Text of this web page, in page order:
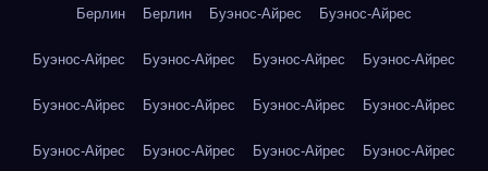
Берлин Берлин Буэнос-Айрес Буэнос-Айрес
Буэнос-Айрес Буэнос-Айрес Буэнос-Айрес Буэнос-Айрес
Буэнос-Айрес Буэнос-Айрес Буэнос-Айрес Буэнос-Айрес
Буэнос-Айрес Буэнос-Айрес Буэнос-Айрес Буэнос-Айрес